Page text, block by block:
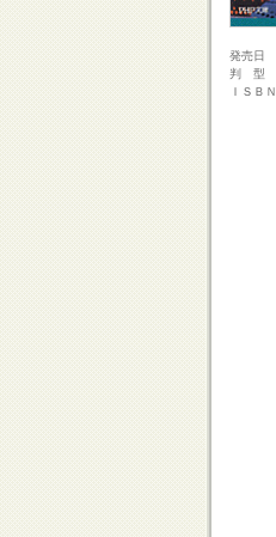
発売日
判 型
ＩＳＢＮ